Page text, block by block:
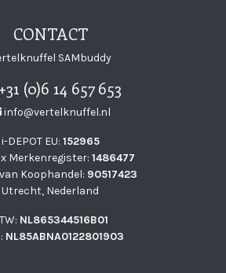
CONTACT
SAMbuddy
+31 (0)6 14 657 653
info@vertelknuffel.nl
i-DEPOT EU: 152965
Merkenregister: 1486477
Koophandel: 90517423
Utrecht, Nederland
NL865344516B01
NL85ABNA0122801903